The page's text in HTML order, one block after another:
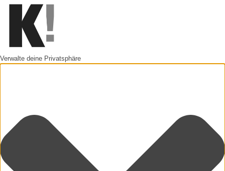
Verwalte deine Privatsphäre